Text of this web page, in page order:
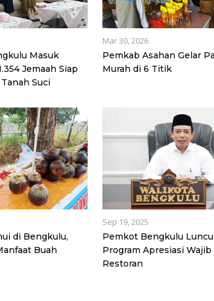
Masuk
Jemaah Siap
Suci
Mar 30, 2026
Pemkab Asahan Gelar
Murah di 6 Titik
di Bengkulu,
Buah
Sep 19, 2025
Pemkot Bengkulu
Program Apresiasi Wajib
Restoran